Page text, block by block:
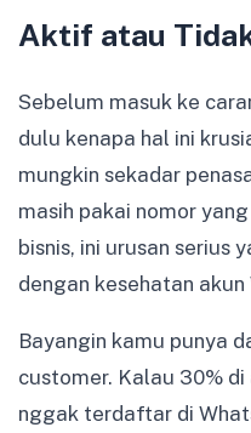
Aktif atau
Sebelum masuk ke
dulu kenapa hal ini
mungkin sekadar
masih pakai nomor
bisnis, ini urusan serius
dengan kesehatan
Bayangin kamu punya
customer. Kalau 30%
nggak terdaftar di